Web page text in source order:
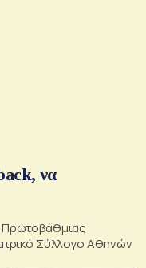
να
Πρωτοβάθμιας
Σύλλογο Αθηνών